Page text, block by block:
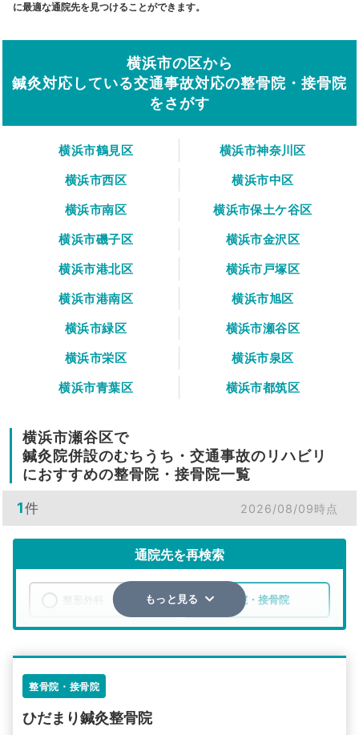
に最適な通院先を見つけることができます。
横浜市の区から
鍼灸対応している交通事故対応の整骨院・接骨院
をさがす
横浜市鶴見区
横浜市神奈川区
横浜市西区
横浜市中区
横浜市南区
横浜市保土ケ谷区
横浜市磯子区
横浜市金沢区
横浜市港北区
横浜市戸塚区
横浜市港南区
横浜市旭区
横浜市緑区
横浜市瀬谷区
横浜市栄区
横浜市泉区
横浜市青葉区
横浜市都筑区
横浜市瀬谷区で
鍼灸院併設のむちうち・交通事故のリハビリ
におすすめの整骨院・接骨院一覧
1件 2026/08/09時点
通院先を再検索
整骨院・接骨院
詳細条件で絞り込む
もっと見る
整骨院・接骨院
ひだまり鍼灸整骨院